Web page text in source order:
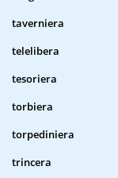
taverniera
telelibera
tesoriera
torbiera
torpediniera
trincera